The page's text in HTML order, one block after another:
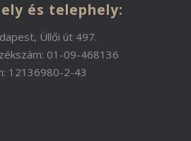
és telephely:
Üllői út 497.
01-09-468136
12136980-2-43